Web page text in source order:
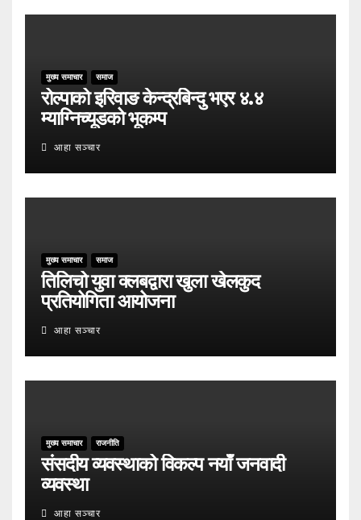
मुख्य समाचार समाज
रोल्पाको इरिवाङ केन्द्रबिन्दु भएर ४.४
म्याग्निच्यूडको भूकम्प
आहा सञ्चार
मुख्य समाचार समाज
तिलिचो युवा क्लबद्वारा खुला खेलकुद
प्रतियोगिता आयोजना
आहा सञ्चार
मुख्य समाचार राजनीति
संसदीय व्यवस्थाको विकल्प नयाँ जनवादी
व्यवस्था
आहा सञ्चार